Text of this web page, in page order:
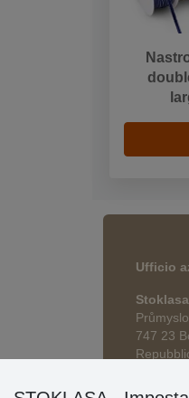
Ufficio
747 23